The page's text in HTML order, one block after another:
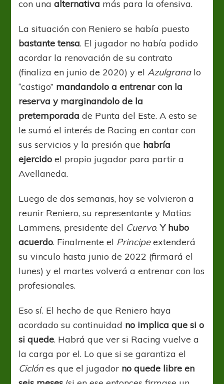
con unaalternativa más para la ofensiva.
La situación con Reniero se había puesto
bastante tensa. El jugador no había podido
acordar la renovación de su contrato
(finaliza en junio de 2020) y elAzulgranalo
“castigo” mandandolo a entrenar con la
reserva y marginandolo de la
pretemporadade Punta del Este. A esto se
le sumó el interés de Racing en contar con
sus servicios y la presión que habría
ejercido el propio jugador para partir a
Avellaneda.
Luego de dos semanas, hoy se volvieron a
reunir Reniero, su representante y Matias
Lammens, presidente del Cuervo.Y hubo
acuerdo. Finalmente el Principeextenderá
su vinculo hasta junio de 2022 (firmará el
lunes) y el martes volverá a entrenar con los
profesionales.
Eso sí. El hecho de que Reniero haya
acordado su continuidad no implica que si o
si quede. Habrá que ver si Racing vuelve a
la carga por el. Lo que si se garantiza el
Ciclón es que el jugador no quede libre en